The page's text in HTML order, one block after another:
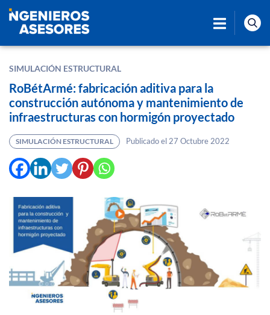
SIMULACIÓN ESTRUCTURAL
RoBétArmé: fabricación aditiva para la
construcción autónoma y mantenimiento de
infraestructuras con hormigón proyectado
SIMULACIÓN ESTRUCTURAL Publicado el 27 Octubre 2022